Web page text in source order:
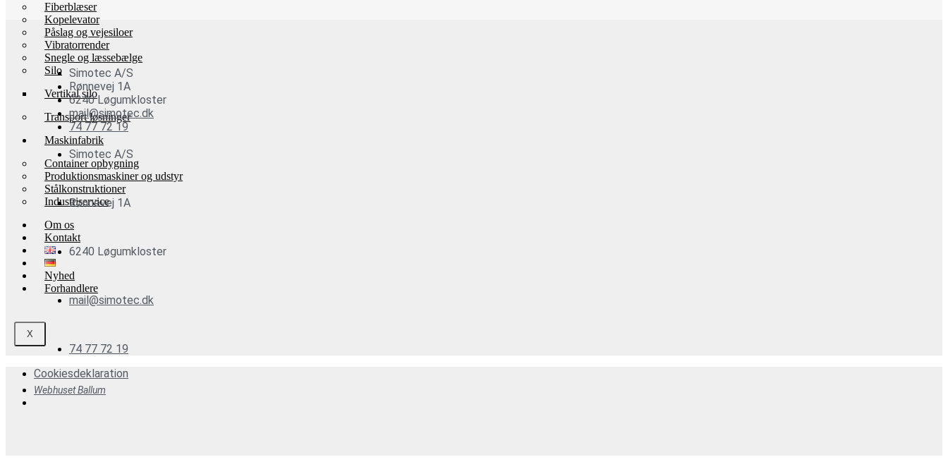
Fiberblæser
Kopelevator
Påslag og vejesiloer
Vibratorrender
Snegle og læssebælge
Silo
Vertikal silo
Transport løsninger
Maskinfabrik
Container opbygning
Produktionsmaskiner og udstyr
Stålkonstruktioner
Industriservice
Om os
Kontakt
Nyhed
Forhandlere
X
Simotec A/S
Rønnevej 1A
6240 Løgumkloster
mail@simotec.dk
74 77 72 19
Simotec A/S
Rønnevej 1A
6240 Løgumkloster
mail@simotec.dk
74 77 72 19
Cookiesdeklaration
Webhuset Ballum